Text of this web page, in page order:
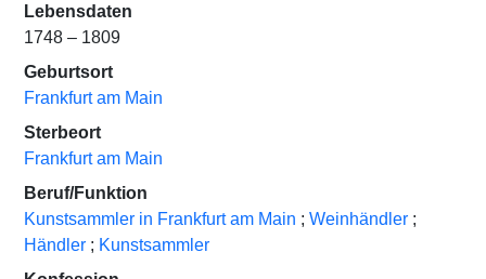
Lebensdaten
1748 – 1809
Geburtsort
Frankfurt am Main
Sterbeort
Frankfurt am Main
Beruf/Funktion
Kunstsammler in Frankfurt am Main ; Weinhändler ;
Händler ; Kunstsammler